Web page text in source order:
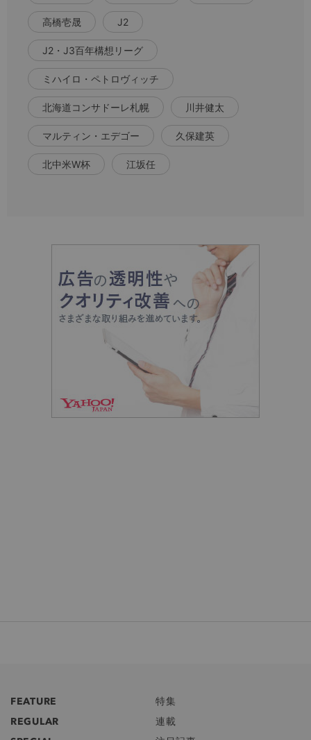
高橋壱晟 J2
J2・J3百年構想リーグ
ミハイロ・ペトロヴィッチ
北海道コンサドーレ札幌 川井健太
マルティン・エデゴー 久保建英
北中米W杯 江坂任
FEATURE
特集
REGULAR
連載